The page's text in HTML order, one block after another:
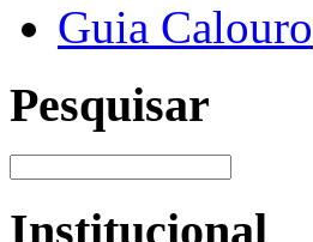
Guia Calouro
Pesquisar
Institucional